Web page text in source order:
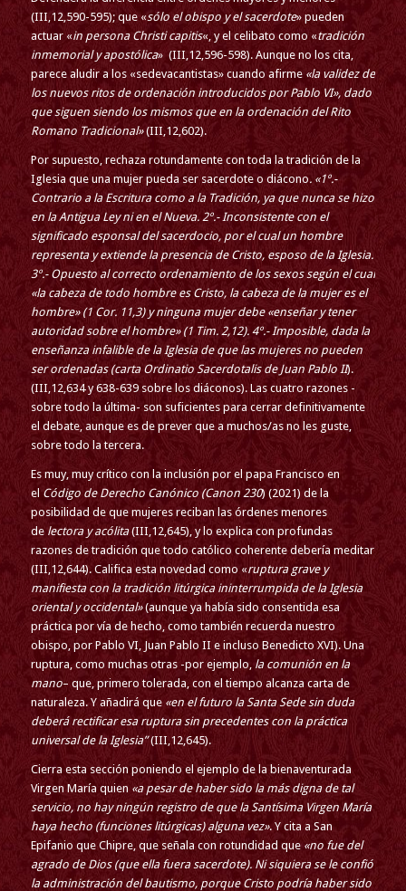
(III,12,590-595); que «sólo el obispo y el sacerdote» pueden
actuar «in persona Christi capitis«, y el celibato como «tradición
inmemorial y apostólica» (III,12,596-598). Aunque no los cita,
parece aludir a los «sedevacantistas» cuando afirme «la validez de
los nuevos ritos de ordenación introducidos por Pablo VI», dado
que siguen siendo los mismos que en la ordenación del Rito
Romano Tradicional»(III,12,602).
Por supuesto, rechaza rotundamente con toda la tradición de la
Iglesia que una mujer pueda ser sacerdote o diácono. «1º.-
Contrario a la Escritura como a la Tradición, ya que nunca se hizo
en la Antigua Ley ni en el Nueva. 2º.- Inconsistente con el
significado esponsal del sacerdocio, por el cual un hombre
representa y extiende la presencia de Cristo, esposo de la Iglesia.
3º.- Opuesto al correcto ordenamiento de los sexos según el cual
«la cabeza de todo hombre es Cristo, la cabeza de la mujer es el
hombre» (1 Cor. 11,3) y ninguna mujer debe «enseñar y tener
autoridad sobre el hombre» (1 Tim. 2,12). 4º.- Imposible, dada la
enseñanza infalible de la Iglesia de que las mujeres no pueden
ser ordenadas (carta Ordinatio Sacerdotalis de Juan Pablo II).
(III,12,634 y 638-639 sobre los diáconos). Las cuatro razones -
sobre todo la última- son suficientes para cerrar definitivamente
el debate, aunque es de prever que a muchos/as no les guste,
sobre todo la tercera.
Es muy, muy crítico con la inclusión por el papa Francisco en
elCódigo de Derecho Canónico (Canon 230) (2021) de la
posibilidad de que mujeres reciban las órdenes menores
de lectora y acólita(III,12,645), y lo explica con profundas
razones de tradición que todo católico coherente debería meditar
(III,12,644). Califica esta novedad como «ruptura grave y
manifiesta con la tradición litúrgica ininterrumpida de la Iglesia
oriental y occidental»(aunque ya había sido consentida esa
práctica por vía de hecho, como también recuerda nuestro
obispo, por Pablo VI, Juan Pablo II e incluso Benedicto XVI). Una
ruptura, como muchas otras -por ejemplo, la comunión en la
mano– que, primero tolerada, con el tiempo alcanza carta de
naturaleza. Y añadirá que «en el futuro la Santa Sede sin duda
deberá rectificar esa ruptura sin precedentes con la práctica
universal de la Iglesia”(III,12,645).
Cierra esta sección poniendo el ejemplo de la bienaventurada
Virgen María quien «a pesar de haber sido la más digna de tal
servicio, no hay ningún registro de que la Santísima Virgen María
haya hecho (funciones litúrgicas) alguna vez». Y cita a San
Epifanio que Chipre, que señala con rotundidad que «no fue del
agrado de Dios (que ella fuera sacerdote). Ni siquiera se le confió
la administración del bautismo, porque Cristo podría haber sido